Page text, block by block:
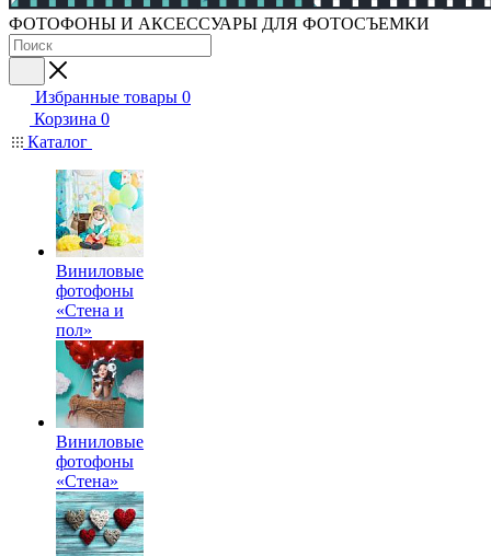
ФОТОФОНЫ И АКСЕССУАРЫ ДЛЯ ФОТОСЪЕМКИ
Избранные товары 0
Корзина 0
Каталог
Виниловые
фотофоны
«Стена и
пол»
Виниловые
фотофоны
«Стена»